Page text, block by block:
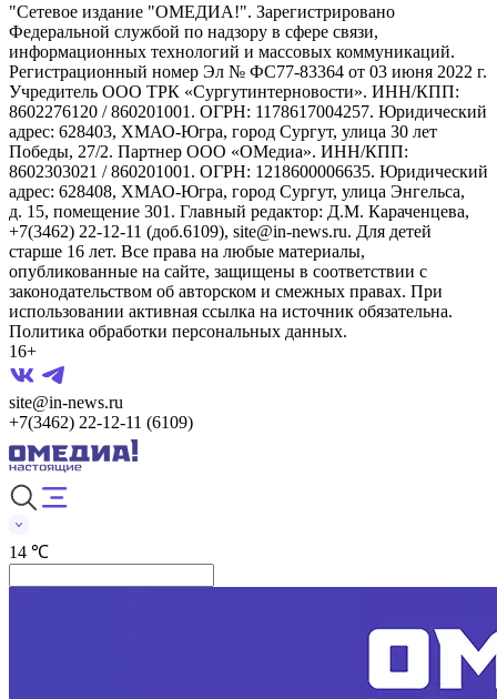
"Сетевое издание "ОМЕДИА!". Зарегистрировано
Федеральной службой по надзору в сфере связи,
информационных технологий и массовых коммуникаций.
Регистрационный номер Эл № ФС77-83364 от 03 июня 2022 г.
Учредитель ООО ТРК «Сургутинтерновости». ИНН/КПП:
8602276120 / 860201001. ОГРН: 1178617004257. Юридический
адрес: 628403, ХМАО-Югра, город Сургут, улица 30 лет
Победы, 27/2. Партнер ООО «ОМедиа». ИНН/КПП:
8602303021 / 860201001. ОГРН: 1218600006635. Юридический
адрес: 628408, ХМАО-Югра, город Сургут, улица Энгельса,
д. 15, помещение 301. Главный редактор: Д.М. Караченцева,
+7(3462) 22-12-11 (доб.6109), site@in-news.ru. Для детей
старше 16 лет. Все права на любые материалы,
опубликованные на сайте, защищены в соответствии с
законодательством об авторском и смежных правах. При
использовании активная ссылка на источник обязательна.
Политика обработки персональных данных.
16+
site@in-news.ru
+7(3462) 22-12-11 (6109)
14 ℃